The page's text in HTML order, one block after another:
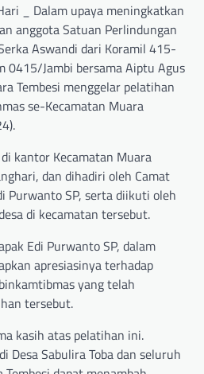
_ Dalam upaya meningkatkan
anggota Satuan Perlindungan
Aswandi dari Koramil 415-
0415/Jambi bersama Aiptu Agus
Tembesi menggelar pelatihan
se-Kecamatan Muara
kantor Kecamatan Muara
dan dihadiri oleh Camat
Purwanto SP, serta diikuti oleh
di kecamatan tersebut.
Edi Purwanto SP, dalam
apresiasinya terhadap
yang telah
tersebut.
kasih atas pelatihan ini.
Desa Sabulira Toba dan seluruh